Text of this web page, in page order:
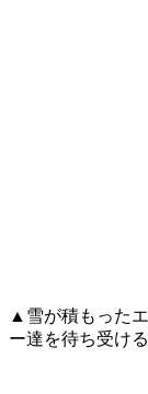
▲雪が積もった
ー達を待ち受ける